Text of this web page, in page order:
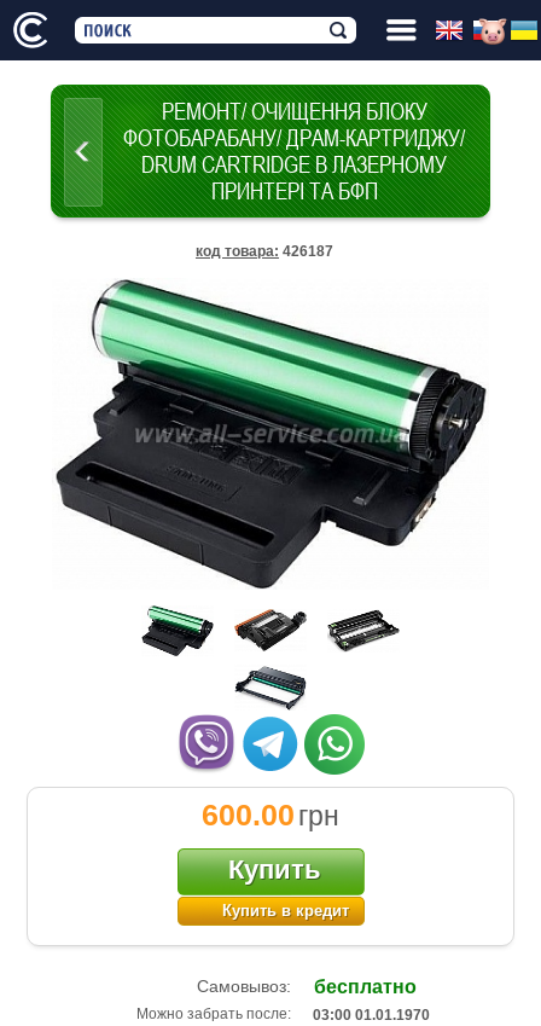
РЕМОНТ/ ОЧИЩЕННЯ БЛОКУ
ФОТОБАРАБАНУ/ ДРАМ-КАРТРИДЖУ/
DRUM CARTRIDGE В ЛАЗЕРНОМУ
ПРИНТЕРІ ТА БФП
код товара: 426187
600.00грн
Купить
Купить в кредит
Самовывоз: бесплатно
Можно забрать после: 03:00 01.01.1970